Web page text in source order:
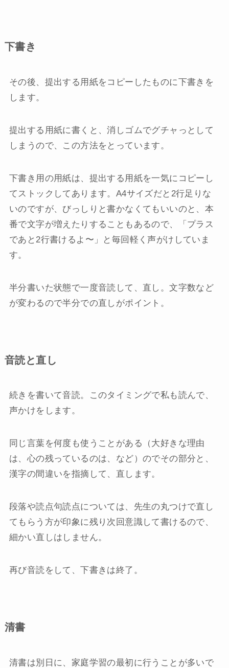
下書き
その後、提出する用紙をコピーしたものに下書きを
します。
提出する用紙に書くと、消しゴムでグチャっとして
しまうので、この方法をとっています。
下書き用の用紙は、提出する用紙を一気にコピーし
てストックしてあります。A4サイズだと2行足りな
いのですが、びっしりと書かなくてもいいのと、本
番で文字が増えたりすることもあるので、「プラス
であと2行書けるよ〜」と毎回軽く声がけしていま
す。
半分書いた状態で一度音読して、直し。文字数など
が変わるので半分での直しがポイント。
音読と直し
続きを書いて音読。このタイミングで私も読んで、
声かけをします。
同じ言葉を何度も使うことがある（大好きな理由
は、心の残っているのは、など）のでその部分と、
漢字の間違いを指摘して、直します。
段落や読点句読点については、先生の丸つけで直し
てもらう方が印象に残り次回意識して書けるので、
細かい直しはしません。
再び音読をして、下書きは終了。
清書
清書は別日に、家庭学習の最初に行うことが多いで